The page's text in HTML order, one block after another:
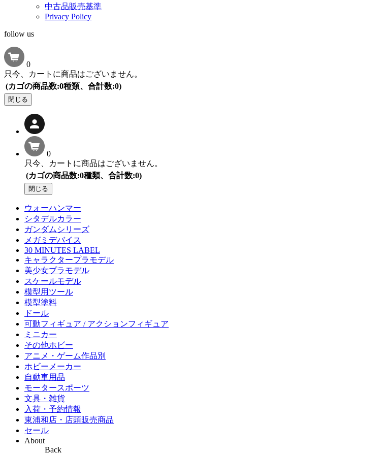
中古品販売基準
Privacy Policy
follow us
0
只今、カートに商品はございません。
(カゴの商品数:0種類、合計数:0)
閉じる
0
只今、カートに商品はございません。
(カゴの商品数:0種類、合計数:0)
閉じる
ウォーハンマー
シタデルカラー
ガンダムシリーズ
メガミデバイス
30 MINUTES LABEL
キャラクタープラモデル
美少女プラモデル
スケールモデル
模型用ツール
模型塗料
ドール
可動フィギュア / アクションフィギュア
ミニカー
その他ホビー
アニメ・ゲーム作品別
ホビーメーカー
自動車用品
モータースポーツ
文具・雑貨
入荷・予約情報
東浦和店・店頭販売商品
セール
About
Back